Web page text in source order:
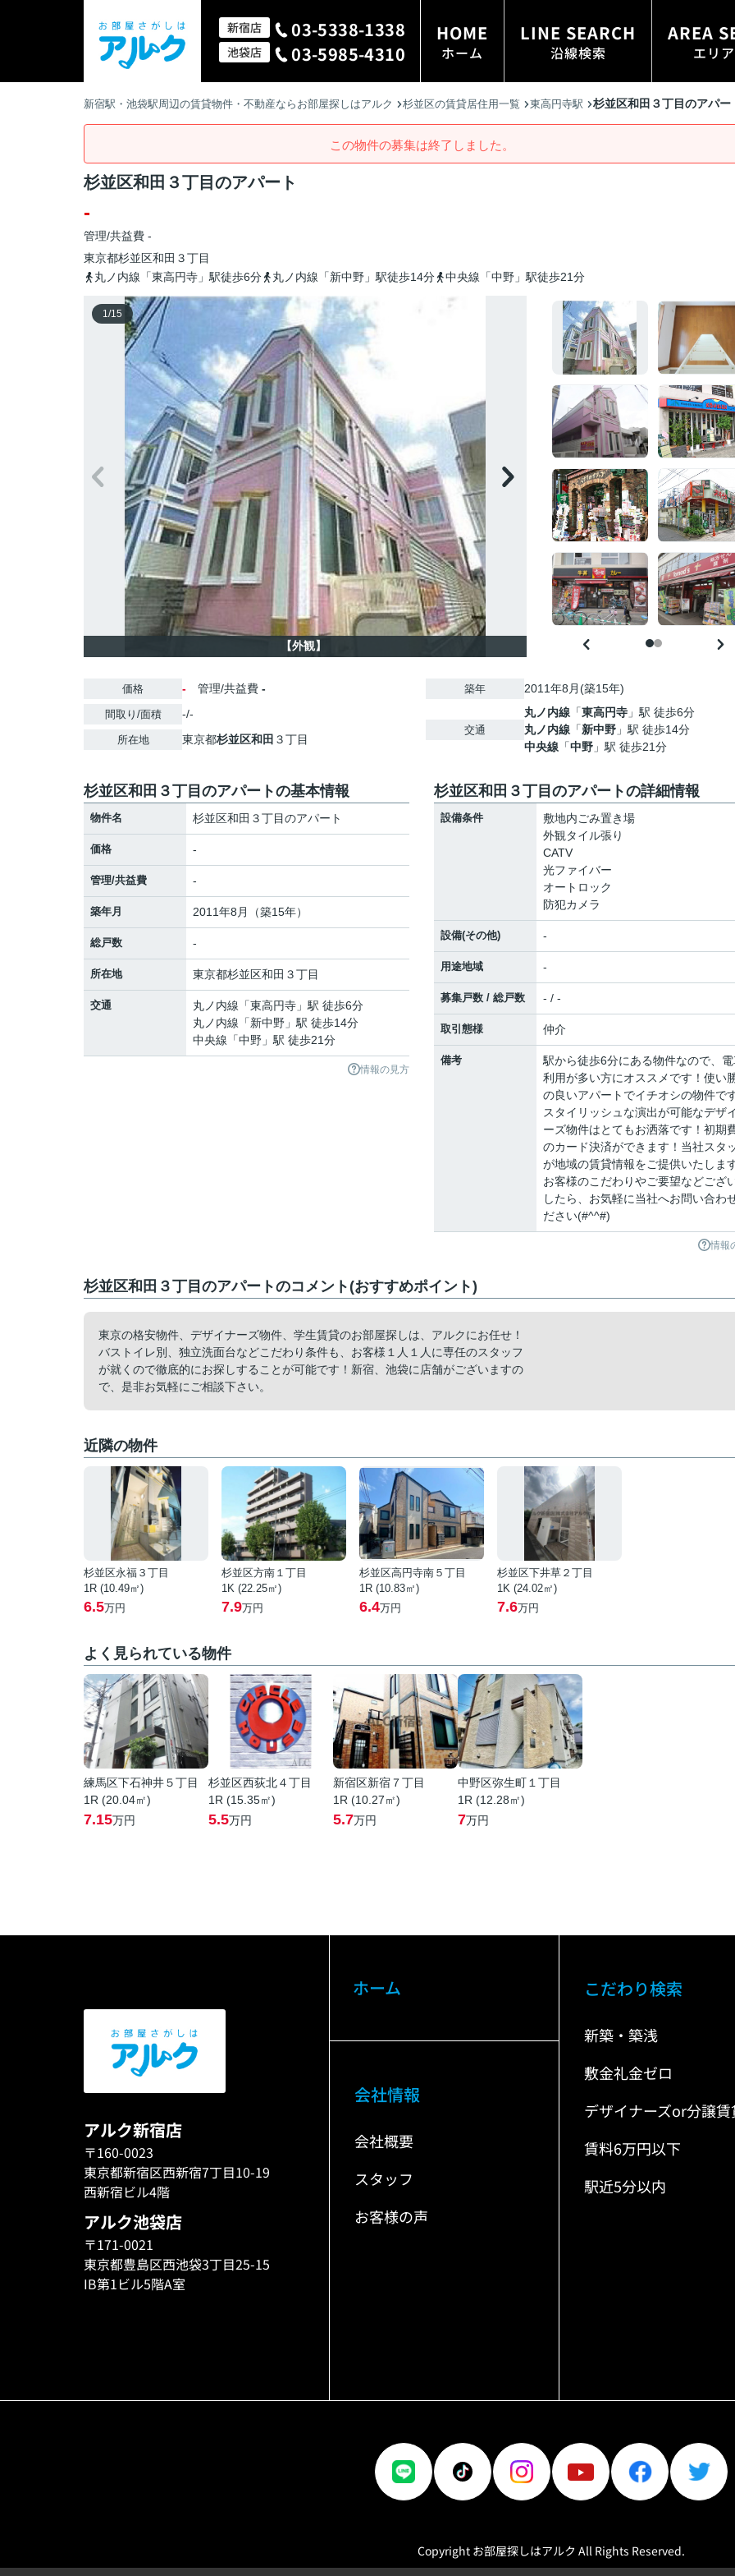
新宿店 03-5338-1338
池袋店 03-5985-4310
HOME
ホーム
LINE SEARCH
沿線検索
AREA
エリ
新宿駅・池袋駅周辺の賃貸物件・不動産ならお部屋探しはアルク 杉並区の賃貸居住用一覧 東高円寺駅 杉並区和田３丁目のアパー
この物件の募集は終了しました。
杉並区和田３丁目のアパート
-
管理/共益費 -
東京都杉並区和田 ３丁目
丸ノ内線「東高円寺」駅徒歩6分
丸ノ内線「新中野」駅徒歩14分 中央線「中野」駅徒歩21分
1/15
【外観】
価格 - 管理/共益費 -
間取り/面積 -/-
所在地 東京都杉並区和田 ３丁目
築年 2011年8月(築15年)
交通
丸ノ内線 「東高円寺 」駅 徒歩6分
丸ノ内線 「新中野 」駅 徒歩14分
中央線 「中野 」駅 徒歩21分
杉並区和田３丁目のアパートの基本情報
物件名 杉並区和田３丁目のアパート
価格 -
管理/共益費 -
築年月 2011年8月（築15年）
総戸数 -
所在地 東京都杉並区和田 ３丁目
交通 丸ノ内線 「東高円寺 」駅 徒歩6分
丸ノ内線 「新中野 」駅 徒歩14分
中央線 「中野 」駅 徒歩21分
情報の見方
杉並区和田３丁目のアパートの詳細情報
設備条件
敷地内ごみ置き場
外観タイル張り
CATV
光ファイバー
オートロック
防犯カメラ
設備(その他) -
用途地域 -
募集戸数 / 総戸数 - / -
取引態様 仲介
備考
駅から徒歩6分にある物件なので、
利用が多い方にオススメです！使い
の良いアパートでイチオシの物件で
スタイリッシュな演出が可能なデザ
ーズ物件はとてもお洒落です！初期
のカード決済ができます！当社スタ
が地域の賃貸情報をご提供いたしま
お客様のこだわりやご要望などござ
したら、お気軽に当社へお問い合わ
ださい(#^^#)
情報
杉並区和田３丁目のアパートのコメント(おすすめポイント)
東京の格安物件、デザイナーズ物件、学生賃貸のお部屋探しは、アルクにお任せ！
バストイレ別、独立洗面台などこだわり条件も、お客様１人１人に専任のスタッフ
が就くので徹底的にお探しすることが可能です！新宿、池袋に店舗がございますの
で、是非お気軽にご相談下さい。
近隣の物件
杉並区永福３丁目
1R (10.49㎡)
6.5万円
杉並区方南１丁目
1K (22.25㎡)
7.9万円
杉並区高円寺南５丁目
1R (10.83㎡)
6.4万円
杉並区下井草２丁目
1K (24.02㎡)
7.6万円
よく見られている物件
練馬区下石神井５丁目
1R (20.04㎡)
7.15万円
杉並区西荻北４丁目
1R (15.35㎡)
5.5万円
新宿区新宿７丁目
1R (10.27㎡)
5.7万円
中野区弥生町１丁目
1R (12.28㎡)
7万円
アルク新宿店
〒160-0023
東京都新宿区西新宿7丁目10-19
西新宿ビル4階
アルク池袋店
〒171-0021
東京都豊島区西池袋3丁目25-15
IB第1ビル5階A室
ホーム
会社情報
会社概要
スタッフ
お客様の声
こだわり検索
新築・築浅
敷金礼金ゼロ
デザイナーズor分譲賃
賃料6万円以下
駅近5分以内
Copyright お部屋探しはアルク All Rights Reserved.